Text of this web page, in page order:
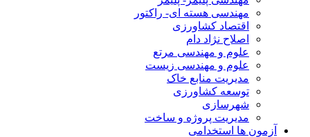
مهندسی هسته ای- راکتور
اقتصاد کشاورزی
اصلاح نژاد دام
علوم و مهندسی مرتع
علوم و مهندسی زیست
مدیریت منابع خاک
توسعه کشاورزی
شهرسازی
مدیریت پروژه و ساخت
آزمون ها استخدامی